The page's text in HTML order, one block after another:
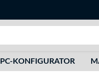
PC-KONFIGURATOR